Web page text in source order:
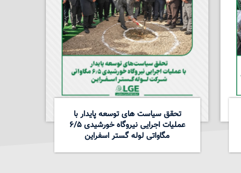
تحقق سیاست های توسعه پایدار با
عملیات اجرایی نیروگاه خورشیدی ۶/۵
مگاواتی لوله گستر اسفراین